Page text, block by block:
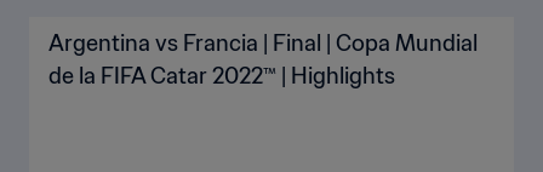
Argentina vs Francia | Final | Copa Mundial
de la FIFA Catar 2022™ | Highlights